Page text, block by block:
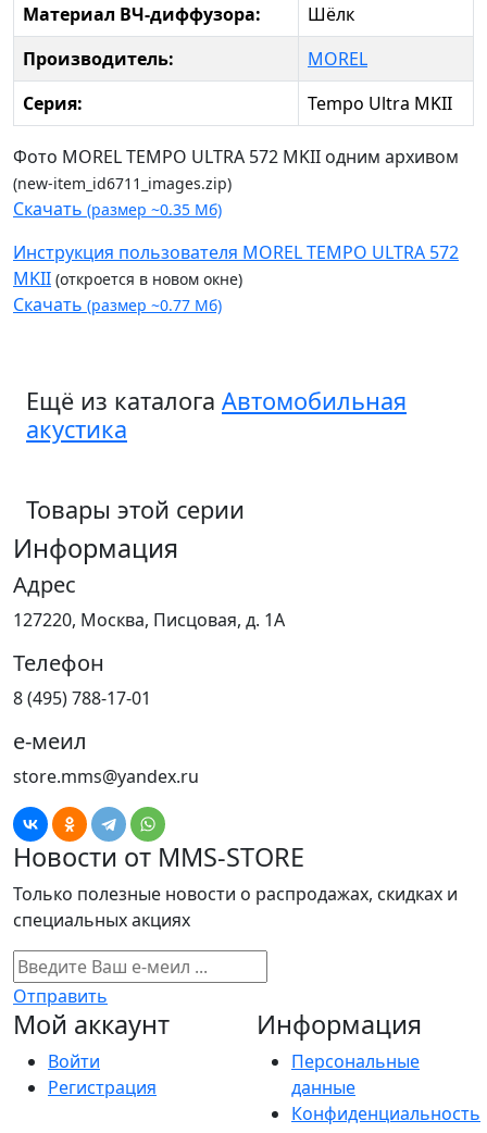
Материал ВЧ-диффузора:
Шёлк
Производитель:
MOREL
Серия:
Tempo Ultra MKII
Фото MOREL TEMPO ULTRA 572 MKII одним архивом
(new-item_id6711_images.zip)
Скачать (размер ~0.35 Мб)
Инструкция пользователя MOREL TEMPO ULTRA 572
MKII (откроется в новом окне)
Скачать (размер ~0.77 Мб)
Ещё из каталога Автомобильная
акустика
Товары этой серии
Информация
Адрес
127220, Москва, Писцовая, д. 1А
Телефон
8 (495) 788-17-01
е-меил
store.mms@yandex.ru
Новости от MMS-STORE
Только полезные новости о распродажах, скидках и
специальных акциях
Отправить
Мой аккаунт
Войти
Регистрация
Информация
Персональные
данные
Конфиденциальность